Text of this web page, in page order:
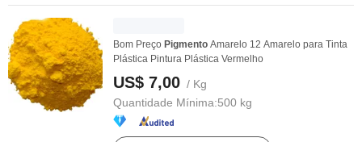
Bom Preço Pigmento Amarelo 12 Amarelo para Tinta
Plástica Pintura Plástica Vermelho
US$ 7,00 / Kg
Quantidade Mínima:500 kg